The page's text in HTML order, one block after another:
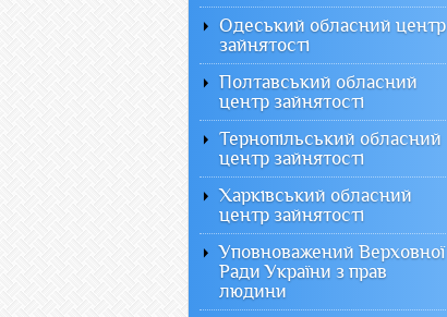
Одеський обласний центр
зайнятості
Полтавський обласний
центр зайнятості
Тернопільський обласний
центр зайнятості
Харківський обласний
центр зайнятості
Уповноважений Верховної
Ради України з прав
людини